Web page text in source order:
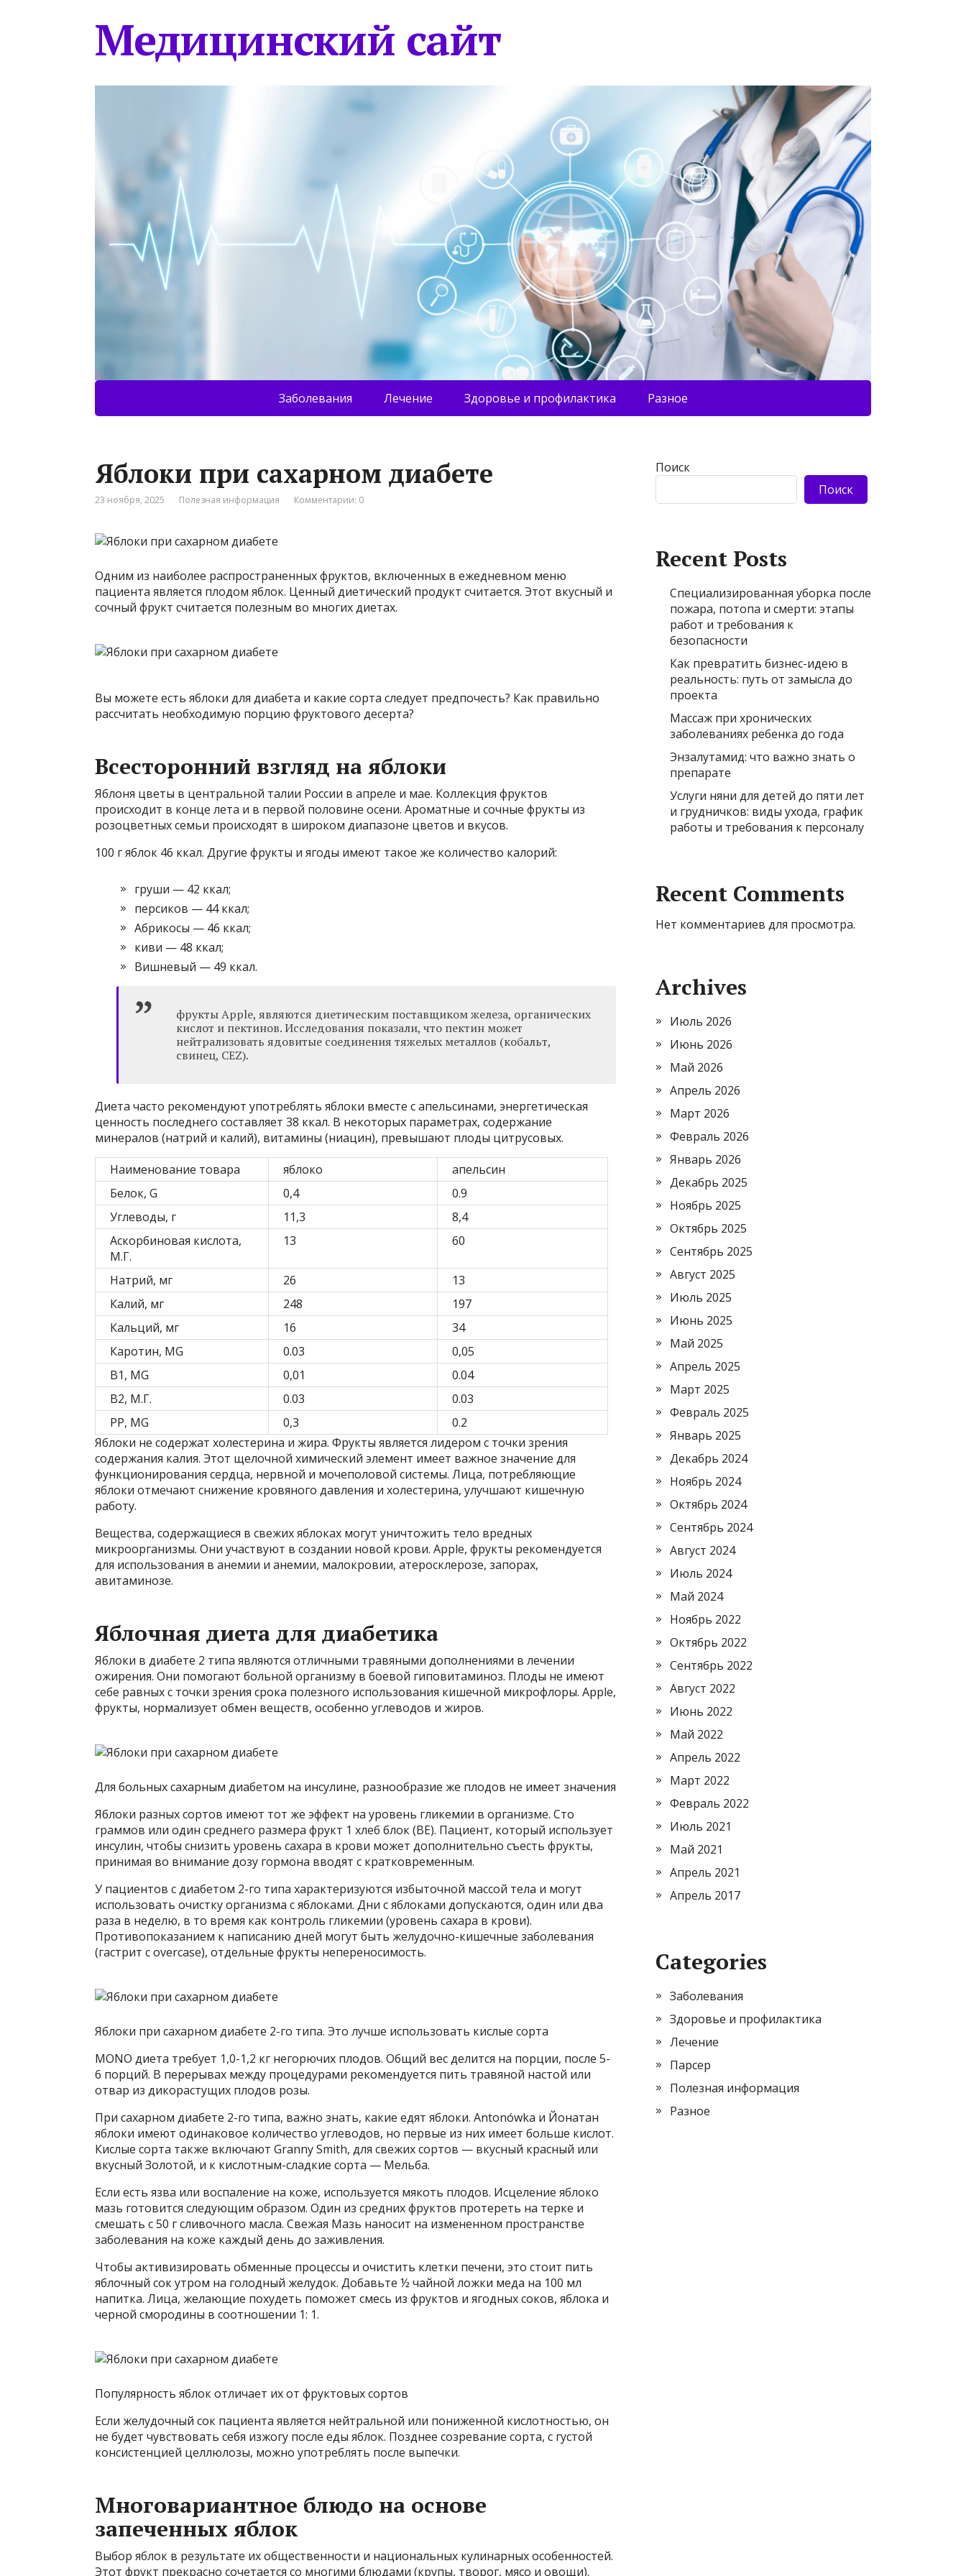
Медицинский сайт
Заболевания Лечение Здоровье и профилактика Разное
Яблоки при сахарном диабете
23 ноября, 2025 Полезная информация Комментарии: 0
Одним из наиболее распространенных фруктов, включенных в ежедневном меню
пациента является плодом яблок. Ценный диетический продукт считается. Этот вкусный и
сочный фрукт считается полезным во многих диетах.
Вы можете есть яблоки для диабета и какие сорта следует предпочесть? Как правильно
рассчитать необходимую порцию фруктового десерта?
Всесторонний взгляд на яблоки
Яблоня цветы в центральной талии России в апреле и мае. Коллекция фруктов
происходит в конце лета и в первой половине осени. Ароматные и сочные фрукты из
розоцветных семьи происходят в широком диапазоне цветов и вкусов.
100 г яблок 46 ккал. Другие фрукты и ягоды имеют такое же количество калорий:
груши — 42 ккал;
персиков — 44 ккал;
Абрикосы — 46 ккал;
киви — 48 ккал;
Вишневый — 49 ккал.
фрукты Apple, являются диетическим поставщиком железа, органических
кислот и пектинов. Исследования показали, что пектин может
нейтрализовать ядовитые соединения тяжелых металлов (кобальт,
свинец, CEZ).
Диета часто рекомендуют употреблять яблоки вместе с апельсинами, энергетическая
ценность последнего составляет 38 ккал. В некоторых параметрах, содержание
минералов (натрий и калий), витамины (ниацин), превышают плоды цитрусовых.
Наименование товара
яблоко
апельсин
Белок, G
0,4
0.9
Углеводы, г
11,3
8,4
Аскорбиновая кислота,
М.Г.
13 60
Натрий, мг 26
13
Калий, мг
248
197
Кальций, мг
16
34
Каротин, MG
0.03
0,05
B1, MG
0,01
0.04
В2, М.Г.
0.03
0.03
PP, MG
0,3
0.2
Яблоки не содержат холестерина и жира. Фрукты является лидером с точки зрения
содержания калия. Этот щелочной химический элемент имеет важное значение для
функционирования сердца, нервной и мочеполовой системы. Лица, потребляющие
яблоки отмечают снижение кровяного давления и холестерина, улучшают кишечную
работу.
Вещества, содержащиеся в свежих яблоках могут уничтожить тело вредных
микроорганизмы. Они участвуют в создании новой крови. Apple, фрукты рекомендуется
для использования в анемии и анемии, малокровии, атеросклерозе, запорах,
авитаминозе.
Яблочная диета для диабетика
Яблоки в диабете 2 типа являются отличными травяными дополнениями в лечении
ожирения. Они помогают больной организму в боевой гиповитаминоз. Плоды не имеют
себе равных с точки зрения срока полезного использования кишечной микрофлоры. Apple,
фрукты, нормализует обмен веществ, особенно углеводов и жиров.
Для больных сахарным диабетом на инсулине, разнообразие же плодов не имеет значения
Яблоки разных сортов имеют тот же эффект на уровень гликемии в организме. Сто
граммов или один среднего размера фрукт 1 хлеб блок (BE). Пациент, который использует
инсулин, чтобы снизить уровень сахара в крови может дополнительно съесть фрукты,
принимая во внимание дозу гормона вводят с кратковременным.
У пациентов с диабетом 2-го типа характеризуются избыточной массой тела и могут
использовать очистку организма с яблоками. Дни с яблоками допускаются, один или два
раза в неделю, в то время как контроль гликемии (уровень сахара в крови).
Противопоказанием к написанию дней могут быть желудочно-кишечные заболевания
(гастрит с overcase), отдельные фрукты непереносимость.
Яблоки при сахарном диабете 2-го типа. Это лучше использовать кислые сорта
MONO диета требует 1,0-1,2 кг негорючих плодов. Общий вес делится на порции, после 5-
6 порций. В перерывах между процедурами рекомендуется пить травяной настой или
отвар из дикорастущих плодов розы.
При сахарном диабете 2-го типа, важно знать, какие едят яблоки. Antonówka и Йонатан
яблоки имеют одинаковое количество углеводов, но первые из них имеет больше кислот.
Кислые сорта также включают Granny Smith, для свежих сортов — вкусный красный или
вкусный Золотой, и к кислотным-сладкие сорта — Мельба.
Если есть язва или воспаление на коже, используется мякоть плодов. Исцеление яблоко
мазь готовится следующим образом. Один из средних фруктов протереть на терке и
смешать с 50 г сливочного масла. Свежая Мазь наносит на измененном пространстве
заболевания на коже каждый день до заживления.
Чтобы активизировать обменные процессы и очистить клетки печени, это стоит пить
яблочный сок утром на голодный желудок. Добавьте ½ чайной ложки меда на 100 мл
напитка. Лица, желающие похудеть поможет смесь из фруктов и ягодных соков, яблока и
черной смородины в соотношении 1: 1.
Популярность яблок отличает их от фруктовых сортов
Если желудочный сок пациента является нейтральной или пониженной кислотностью, он
не будет чувствовать себя изжогу после еды яблок. Позднее созревание сорта, с густой
консистенцией целлюлозы, можно употреблять после выпечки.
Многовариантное блюдо на основе
запеченных яблок
Выбор яблок в результате их общественности и национальных кулинарных особенностей.
Этот фрукт прекрасно сочетается со многими блюдами (крупы, творог, мясо и овощи).
Поиск
Поиск
Recent Posts
Специализированная уборка после
пожара, потопа и смерти: этапы
работ и требования к
безопасности
Как превратить бизнес-идею в
реальность: путь от замысла до
проекта
Массаж при хронических
заболеваниях ребенка до года
Энзалутамид: что важно знать о
препарате
Услуги няни для детей до пяти лет
и грудничков: виды ухода, график
работы и требования к персоналу
Recent Comments
Нет комментариев для просмотра.
Archives
Июль 2026
Июнь 2026
Май 2026
Апрель 2026
Март 2026
Февраль 2026
Январь 2026
Декабрь 2025
Ноябрь 2025
Октябрь 2025
Сентябрь 2025
Август 2025
Июль 2025
Июнь 2025
Май 2025
Апрель 2025
Март 2025
Февраль 2025
Январь 2025
Декабрь 2024
Ноябрь 2024
Октябрь 2024
Сентябрь 2024
Август 2024
Июль 2024
Май 2024
Ноябрь 2022
Октябрь 2022
Сентябрь 2022
Август 2022
Июнь 2022
Май 2022
Апрель 2022
Март 2022
Февраль 2022
Июль 2021
Май 2021
Апрель 2021
Апрель 2017
Categories
Заболевания
Здоровье и профилактика
Лечение
Парсер
Полезная информация
Разное